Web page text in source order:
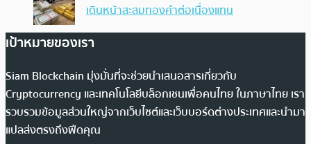
เดินหน้าสะสมทองคำต่อเนื่องแทน
เป้าหมายของเรา
Siam Blockchain มุ่งมั่นที่จะช่วยนำเสนอสารเกี่ยวกับ
Cryptocurrency และเทคโนโลยีบล็อกเชนเพื่อคนไทย ในภาษาไทย เรา
รวบรวมข้อมูลส่วนใหญ่จากเว็บไซต์และเว็บบอร์ดต่างประเทศและนำมา
แปลส่งตรงถึงฟีดคุณ